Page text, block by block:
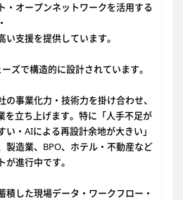
・オープンネットワークを活用する
支援を提供しています。
ズで構造的に設計されています。
事業化力・技術力を掛け合わせ、
を立ち上げます。特に「人手不足が
・AIによる再設計余地が大きい」
製造業、BPO、ホテル・不動産など
進行中です。
積した現場データ・ワークフロー・